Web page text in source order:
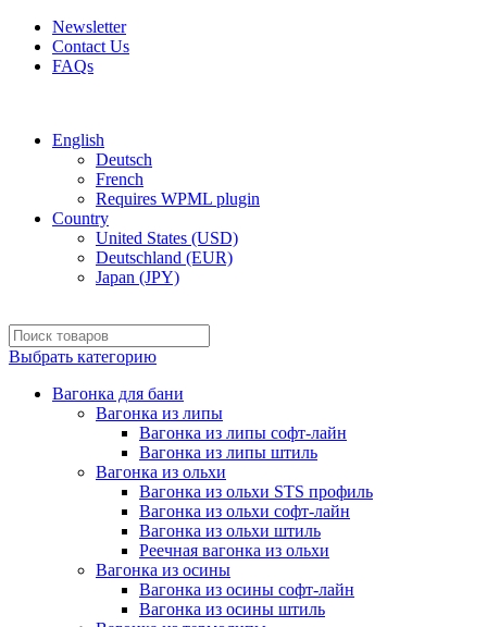
Newsletter
Contact Us
FAQs
English
Deutsch
French
Requires WPML plugin
Country
United States (USD)
Deutschland (EUR)
Japan (JPY)
Выбрать категорию
Вагонка для бани
Вагонка из липы
Вагонка из липы софт-лайн
Вагонка из липы штиль
Вагонка из ольхи
Вагонка из ольхи STS профиль
Вагонка из ольхи софт-лайн
Вагонка из ольхи штиль
Реечная вагонка из ольхи
Вагонка из осины
Вагонка из осины софт-лайн
Вагонка из осины штиль